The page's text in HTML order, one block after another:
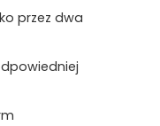
przez dwa